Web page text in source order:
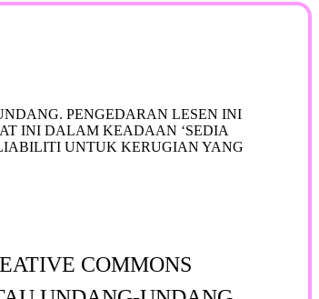
PENGEDARAN LESEN INI
INI DALAM KEADAAN ‘SEDIA
UNTUK KERUGIAN YANG
COMMONS